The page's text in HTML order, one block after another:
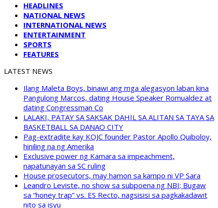
HEADLINES
NATIONAL NEWS
INTERNATIONAL NEWS
ENTERTAINMENT
SPORTS
FEATURES
LATEST NEWS
Ilang Maleta Boys, binawi ang mga alegasyon laban kina
Pangulong Marcos, dating House Speaker Romualdez at
dating Congressman Co
LALAKI, PATAY SA SAKSAK DAHIL SA ALITAN SA TAYA SA
BASKETBALL SA DANAO CITY
Pag-extradite kay KOJC founder Pastor Apollo Quiboloy,
hiniling na ng Amerika
Exclusive power ng Kamara sa impeachment,
napatunayan sa SC ruling
House prosecutors, may hamon sa kampo ni VP Sara
Leandro Leviste, no show sa subpoena ng NBI; Bugaw
sa “honey trap” vs. ES Recto, nagsisisi sa pagkakadawit
nito sa isyu